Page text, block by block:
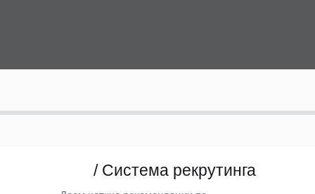
/ Система рекрутинга